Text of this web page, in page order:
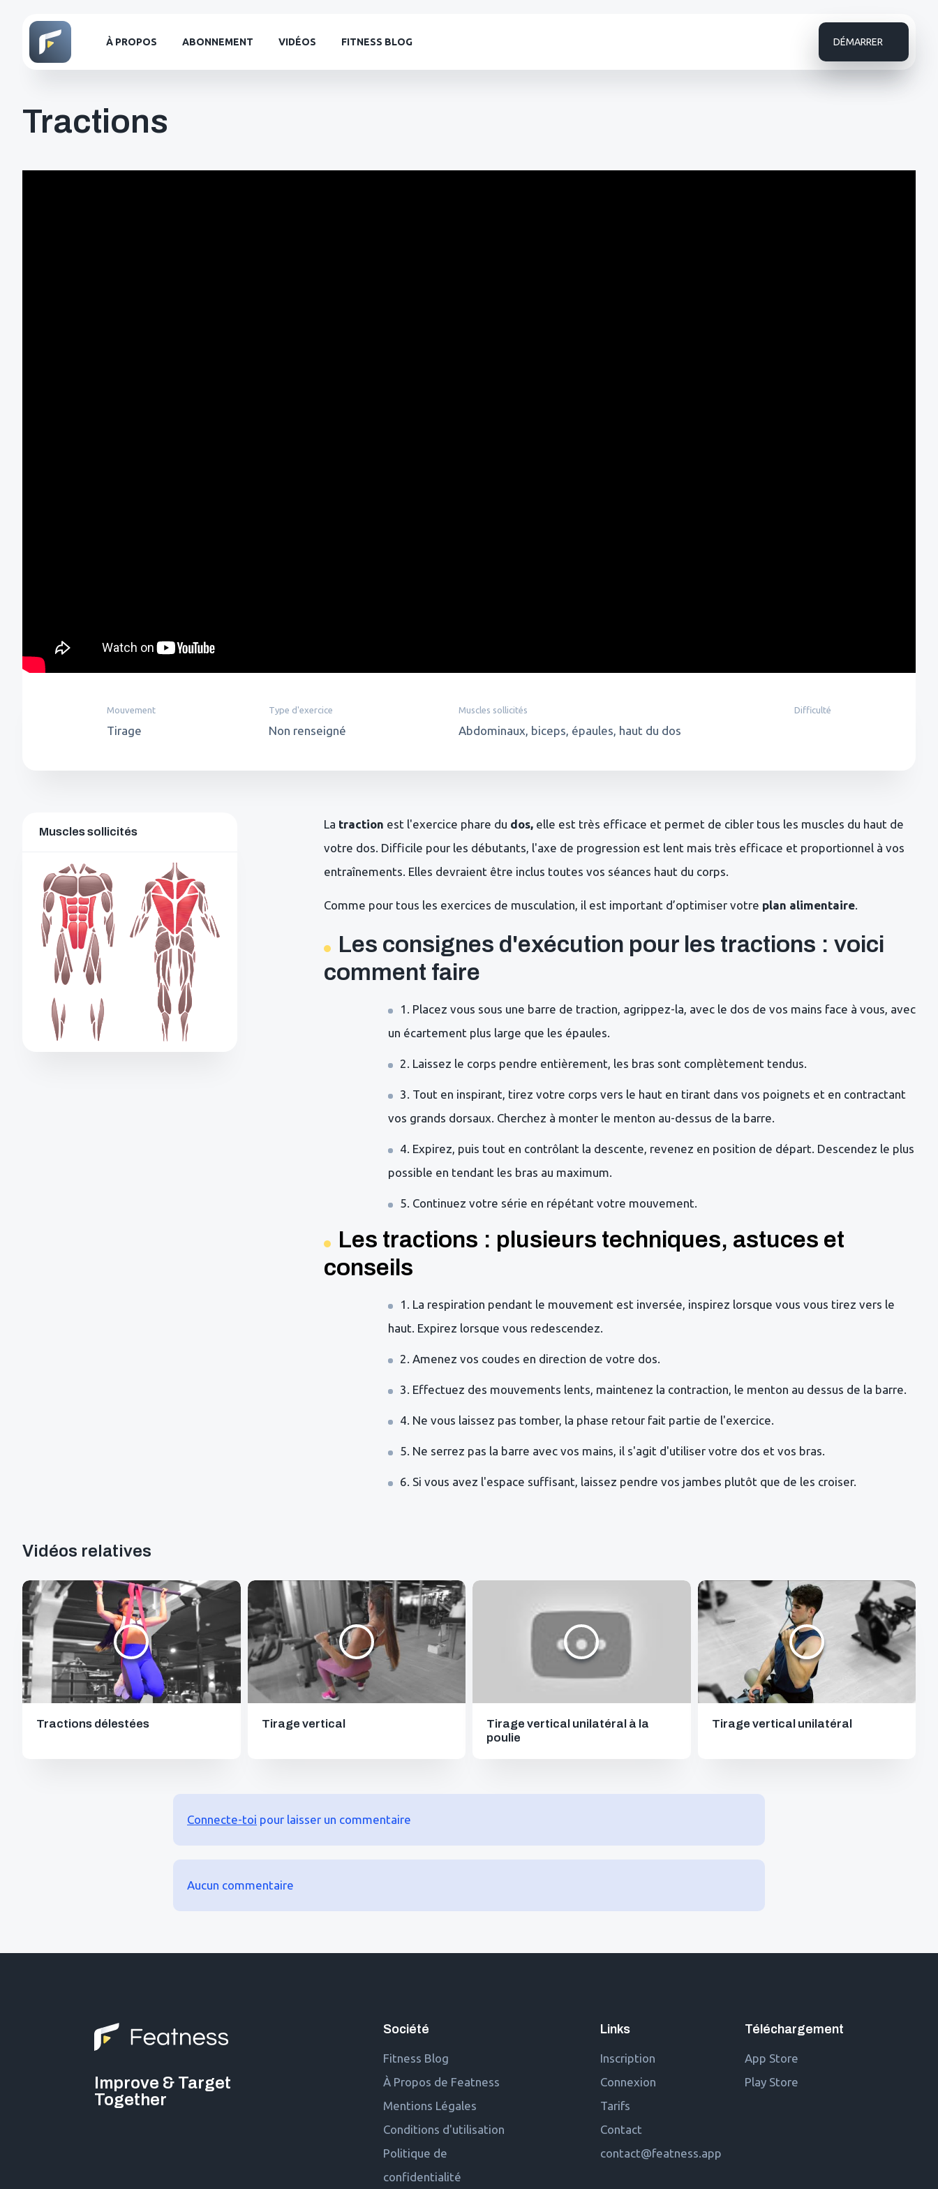
À PROPOS ABONNEMENT VIDÉOS FITNESS BLOG DÉMARRER
Tractions
Mouvement
Tirage
Type d'exercice
Non renseigné
Muscles sollicités
Abdominaux, biceps, épaules, haut du dos
Difficulté
Muscles sollicités
La traction est l'exercice phare du dos, elle est très efficace et permet de cibler tous les muscles du haut de
votre dos. Difficile pour les débutants, l'axe de progression est lent mais très efficace et proportionnel à vos
entraînements. Elles devraient être inclus toutes vos séances haut du corps.
Comme pour tous les exercices de musculation, il est important d’optimiser votre plan alimentaire.
Les consignes d'exécution pour les tractions : voici
comment faire
1. Placez vous sous une barre de traction, agrippez-la, avec le dos de vos mains face à vous, avec
un écartement plus large que les épaules.
2. Laissez le corps pendre entièrement, les bras sont complètement tendus.
3. Tout en inspirant, tirez votre corps vers le haut en tirant dans vos poignets et en contractant
vos grands dorsaux. Cherchez à monter le menton au-dessus de la barre.
4. Expirez, puis tout en contrôlant la descente, revenez en position de départ. Descendez le plus
possible en tendant les bras au maximum.
5. Continuez votre série en répétant votre mouvement.
Les tractions : plusieurs techniques, astuces et
conseils
1. La respiration pendant le mouvement est inversée, inspirez lorsque vous vous tirez vers le
haut. Expirez lorsque vous redescendez.
2. Amenez vos coudes en direction de votre dos.
3. Effectuez des mouvements lents, maintenez la contraction, le menton au dessus de la barre.
4. Ne vous laissez pas tomber, la phase retour fait partie de l'exercice.
5. Ne serrez pas la barre avec vos mains, il s'agit d'utiliser votre dos et vos bras.
6. Si vous avez l'espace suffisant, laissez pendre vos jambes plutôt que de les croiser.
Vidéos relatives
Tractions délestées Tirage vertical
Tirage vertical unilatéral à la
poulie
Tirage vertical unilatéral
Connecte-toi pour laisser un commentaire
Aucun commentaire
Improve & Target
Together
Société
Fitness Blog
À Propos de Featness
Mentions Légales
Conditions d'utilisation
Politique de
confidentialité
Links
Inscription
Connexion
Tarifs
Contact
contact@featness.app
Téléchargement
App Store
Play Store